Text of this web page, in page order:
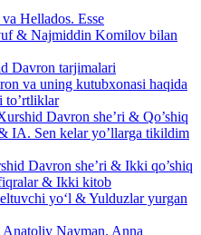
Hellados. Esse
& Najmiddin Komilov bilan
Davron tarjimalari
va uning kutubxonasi haqida
to’rtliklar
Davron she’ri & Qo’shiq
IA. Sen kelar yo’llarga tikildim
Davron she’ri & Ikki qo’shiq
& Ikki kitob
yo‘l & Yulduzlar yurgan
Nayman. Anna